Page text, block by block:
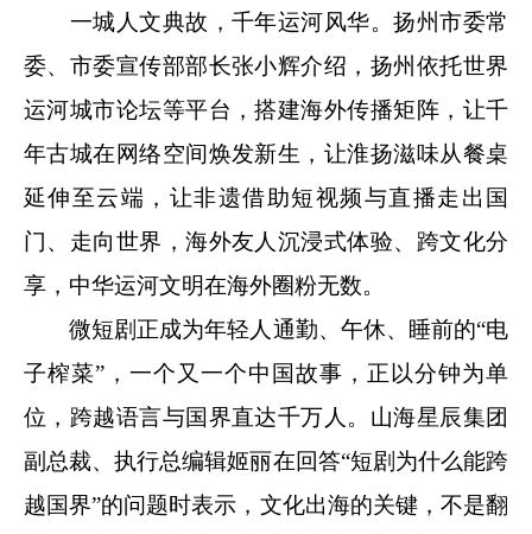
一城人文典故，千年运河风华。扬州市委常
委、市委宣传部部长张小辉介绍，扬州依托世界
运河城市论坛等平台，搭建海外传播矩阵，让千
年古城在网络空间焕发新生，让淮扬滋味从餐桌
延伸至云端，让非遗借助短视频与直播走出国
门、走向世界，海外友人沉浸式体验、跨文化分
享，中华运河文明在海外圈粉无数。
微短剧正成为年轻人通勤、午休、睡前的“电
子榨菜”，一个又一个中国故事，正以分钟为单
位，跨越语言与国界直达千万人。山海星辰集团
副总裁、执行总编辑姬丽在回答“短剧为什么能跨
越国界”的问题时表示，文化出海的关键，不是翻